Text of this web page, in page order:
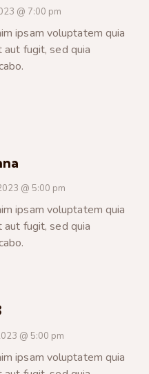
@ 7:00 pm
ipsam voluptatem quia
fugit, sed quia
@ 5:00 pm
ipsam voluptatem quia
fugit, sed quia
@ 5:00 pm
ipsam voluptatem quia